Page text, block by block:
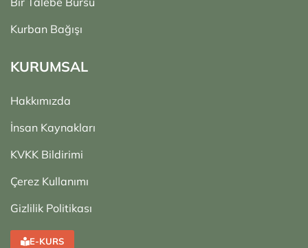
Kurban Bağışı
KURUMSAL
Hakkımızda
İnsan Kaynakları
KVKK Bildirimi
Çerez Kullanımı
Gizlilik Politikası
E-KURS